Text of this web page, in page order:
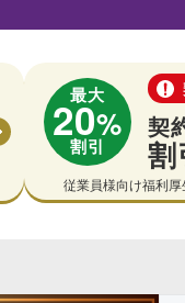
最大
20%
割引
契
割
従業員様向け福利